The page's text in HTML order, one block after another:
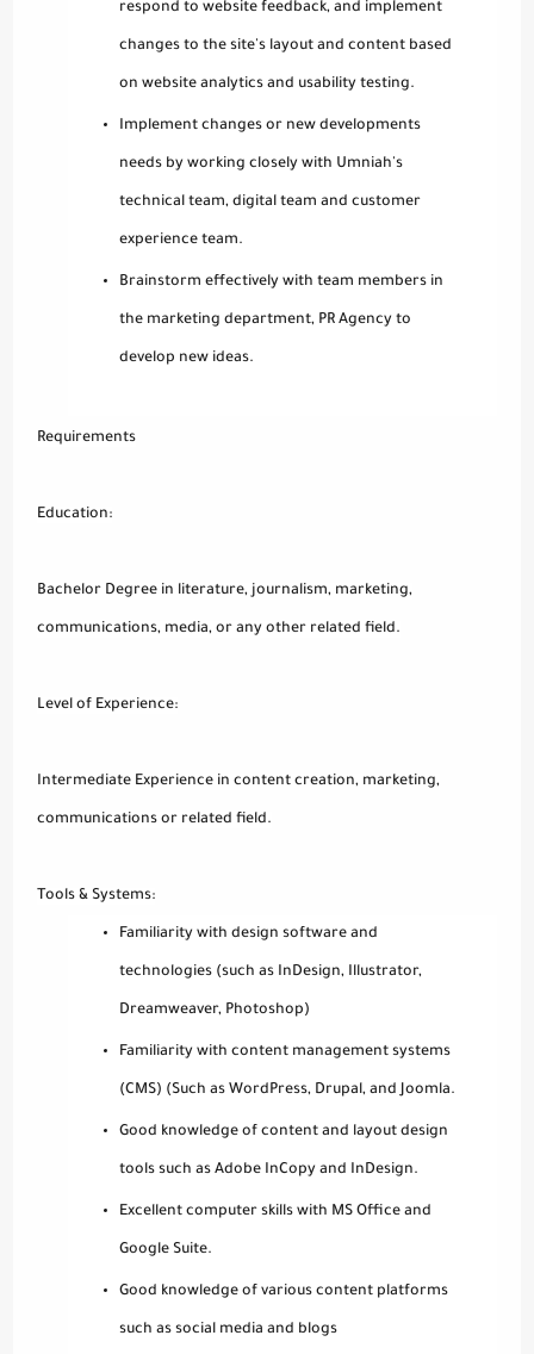
respond to website feedback, and implement
changes to the site's layout and content based
on website analytics and usability testing.
Implement changes or new developments
needs by working closely with Umniah's
technical team, digital team and customer
experience team.
Brainstorm effectively with team members in
the marketing department, PR Agency to
develop new ideas.
Requirements
Education:
Bachelor Degree in literature, journalism, marketing,
communications, media, or any other related field.
Level of Experience:
Intermediate Experience in content creation, marketing,
communications or related field.
Tools & Systems:
Familiarity with design software and
technologies (such as InDesign, Illustrator,
Dreamweaver, Photoshop)
Familiarity with content management systems
(CMS) (Such as WordPress, Drupal, and Joomla.
Good knowledge of content and layout design
tools such as Adobe InCopy and InDesign.
Excellent computer skills with MS Office and
Google Suite.
Good knowledge of various content platforms
such as social media and blogs